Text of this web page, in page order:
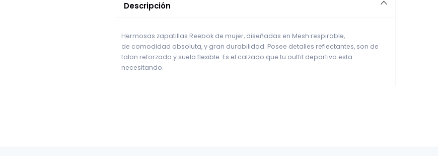
Descripción
Hermosas zapatillas Reebok de mujer, diseñadas en Mesh respirable,
de comodidad absoluta, y gran durabilidad. Posee detalles reflectantes, son de
talon reforzado y suela flexible. Es el calzado que tu outfit deportivo esta
necesitando.